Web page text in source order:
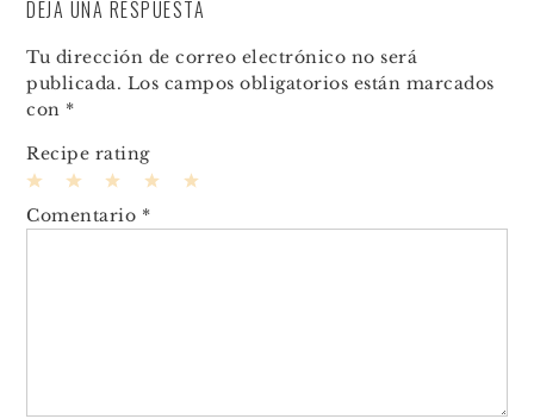
DEJA UNA RESPUESTA
Tu dirección de correo electrónico no será
publicada. Los campos obligatorios están marcados
con *
Recipe rating
Stars
4
Stars
3
Stars
2
Stars
1
Star
Comentario *